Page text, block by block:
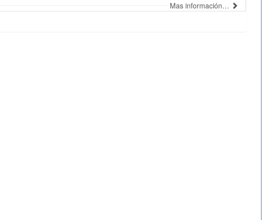
Mas información…
Publicidad